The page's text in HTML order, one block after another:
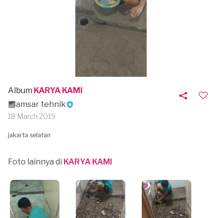
Album KARYA KAMI
amsar tehnik
18 March 2019
jakarta selatan
Foto lainnya di KARYA KAMI